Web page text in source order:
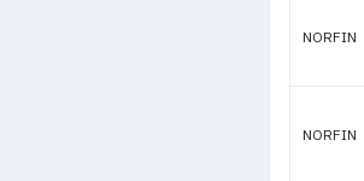
NORFIN
NORFIN